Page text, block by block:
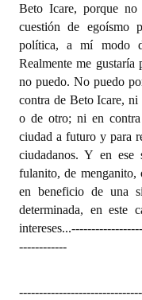
Beto Icare, porque
cuestión de egoísmo
política, a mí modo
Realmente me
no puedo. No puedo
contra de Beto Icare,
o de otro; ni en
ciudad a futuro y para
ciudadanos. Y en
fulanito, de menganito,
en beneficio de una
determinada, en este
intereses...
------------